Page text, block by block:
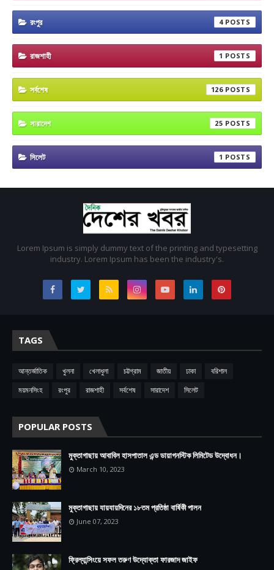
রংপুর 4
রাজশাহী 1
সর্বশেষ 126
সারাদেশ 25
সিলেট 1
Lorem Ipsum is simply dummy text of the printing and typesetting
industry. Lorem Ipsum has been the industry's.
TAGS
আন্তর্জাতিক খুলনা খেলাধুলা চট্টগ্রাম জাতীয় ঢাকা
বরিশাল
ময়মনসিংহ
রংপুর রাজশাহী সর্বশেষ সারাদেশ সিলেট
POPULAR POSTS
মুক্তাগাছায় আবাবিল হাসপাতাল এন্ড ডায়াগনস্টিক লিমিটেড উদ্বোধন।
March 10, 2023
মুক্তাগাছায় যায়যায়দিনের ১৮তম প্রতিষ্ঠা বার্ষিকী পালন
June 07, 2023
ফ্রিল্যান্সিংয়ে সফল তরুণ উদ্যোক্তা ফারজাদ জাইফ